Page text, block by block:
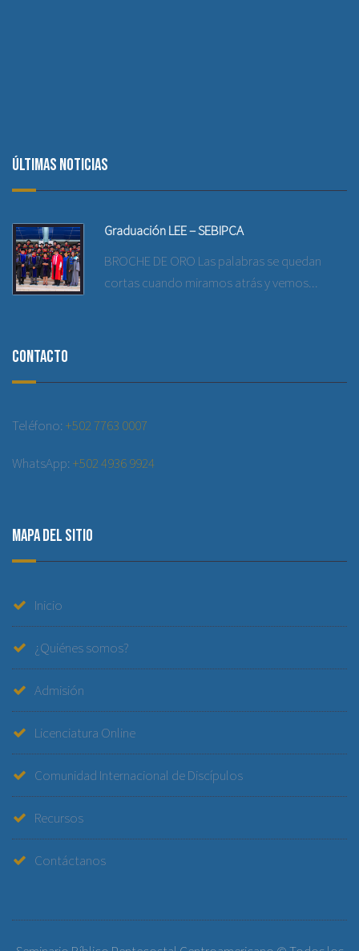
Últimas noticias
Graduación LEE – SEBIPCA
BROCHE DE ORO Las palabras se quedan
cortas cuando miramos atrás y vemos...
Contacto
Teléfono:+502 7763 0007
WhatsApp:+502 4936 9924
Mapa del sitio
Inicio
¿Quiénes somos?
Admisión
Licenciatura Online
Comunidad Internacional de Discípulos
Recursos
Contáctanos